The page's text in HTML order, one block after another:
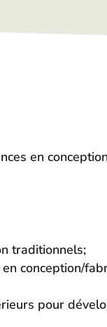
en
traditionnels;
conception/
pour